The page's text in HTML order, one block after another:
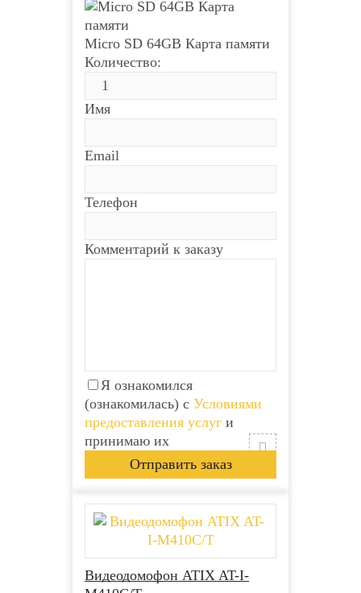
Micro SD 64GB Карта памяти
Количество:
Имя
Email
Телефон
Комментарий к заказу
Я ознакомился
(ознакомилась) с Условиями
предоставления услуг и
принимаю их
Видеодомофон ATIX AT-I-